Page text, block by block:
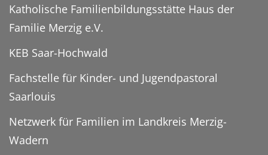
Katholische Familienbildungsstätte Haus der
Familie Merzig e.V.
KEB Saar-Hochwald
Fachstelle für Kinder- und Jugendpastoral
Saarlouis
Netzwerk für Familien im Landkreis Merzig-
Wadern